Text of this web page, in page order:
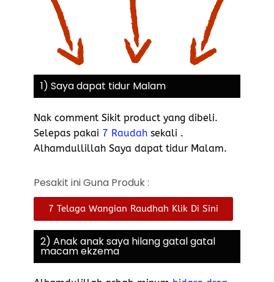
1) Saya dapat tidur Malam
Nak comment Sikit product yang dibeli.
Selepas pakai 7 Raudah sekali .
Alhamdullillah Saya dapat tidur Malam.
Pesakit ini Guna Produk :
7 Telaga Wangian Raudhah Klik Di Sini
2) Anak anak saya hilang gatal gatal
macam ekzema